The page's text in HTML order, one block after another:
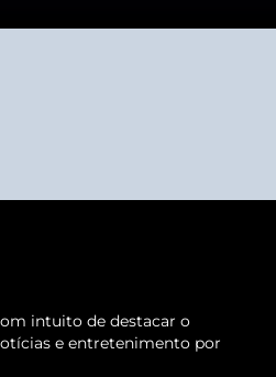
intuito de destacar o
e entretenimento por